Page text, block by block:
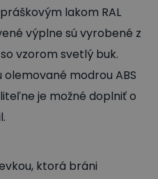
lakom RAL
výplne sú vyrobené z
vzorom svetlý buk.
modrou ABS
je možné doplniť o
ktorá bráni